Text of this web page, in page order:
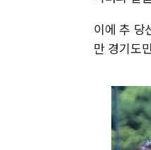
이에 추 당
만 경기도